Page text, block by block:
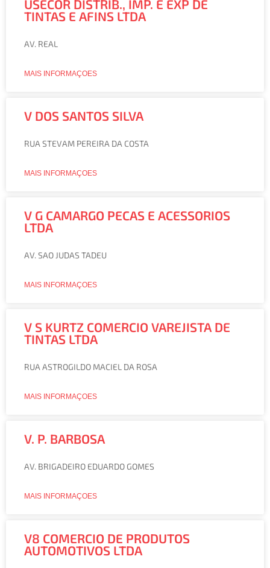
USECOR DISTRIB., IMP. E EXP DE
TINTAS E AFINS LTDA
AV. REAL
MAIS INFORMAÇOES
V DOS SANTOS SILVA
RUA STEVAM PEREIRA DA COSTA
MAIS INFORMAÇOES
V G CAMARGO PECAS E ACESSORIOS
LTDA
AV. SAO JUDAS TADEU
MAIS INFORMAÇOES
V S KURTZ COMERCIO VAREJISTA DE
TINTAS LTDA
RUA ASTROGILDO MACIEL DA ROSA
MAIS INFORMAÇOES
V. P. BARBOSA
AV. BRIGADEIRO EDUARDO GOMES
MAIS INFORMAÇOES
V8 COMERCIO DE PRODUTOS
AUTOMOTIVOS LTDA